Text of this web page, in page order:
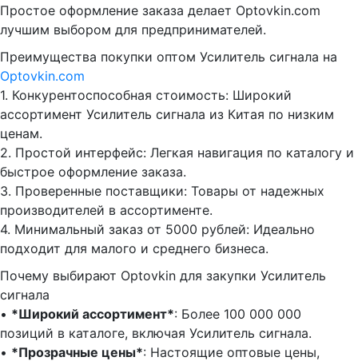
Простое оформление заказа делает Optovkin.com
лучшим выбором для предпринимателей.
Преимущества покупки оптом Усилитель сигнала на
Optovkin.com
1.⁠ ⁠Конкурентоспособная стоимость: Широкий
ассортимент Усилитель сигнала из Китая по низким
ценам.
2.⁠ ⁠Простой интерфейс: Легкая навигация по каталогу и
быстрое оформление заказа.
3.⁠ ⁠Проверенные поставщики: Товары от надежных
производителей в ассортименте.
4.⁠ ⁠Минимальный заказ от 5000 рублей: Идеально
подходит для малого и среднего бизнеса.
Почему выбирают Optovkin для закупки Усилитель
сигнала
•⁠ ⁠ *Широкий ассортимент*: Более 100 000 000
позиций в каталоге, включая Усилитель сигнала.
•⁠ ⁠ *Прозрачные цены*: Настоящие оптовые цены,